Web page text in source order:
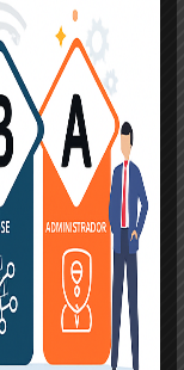
des
règles de
de
vérifier que